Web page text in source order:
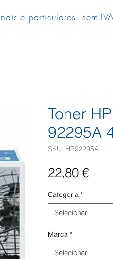
e particulares. sem
Toner
92295A
SKU: HP92295A
22,80 €Preço
Categoria *
Selecionar
Marca *
Selecionar